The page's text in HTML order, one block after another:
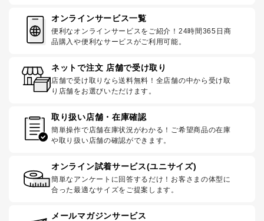
オンラインサービス一覧
便利なオンラインサービスをご紹介！24時間365日商
品購入や便利なサービスがご利用可能。
ネットで注文 店舗で受け取り
店舗で受け取りなら送料無料！全店舗の中から受け取
り店舗をお選びいただけます。
取り扱い店舗・在庫確認
簡単操作で店舗在庫状況がわかる！ご希望商品の在庫
や取り扱い店舗の確認ができます。
オンライン試着サービス(ユニサイズ)
簡単なアンケートに回答するだけ！お客さまの体型に
合った最適なサイズをご提案します。
メールマガジンサービス